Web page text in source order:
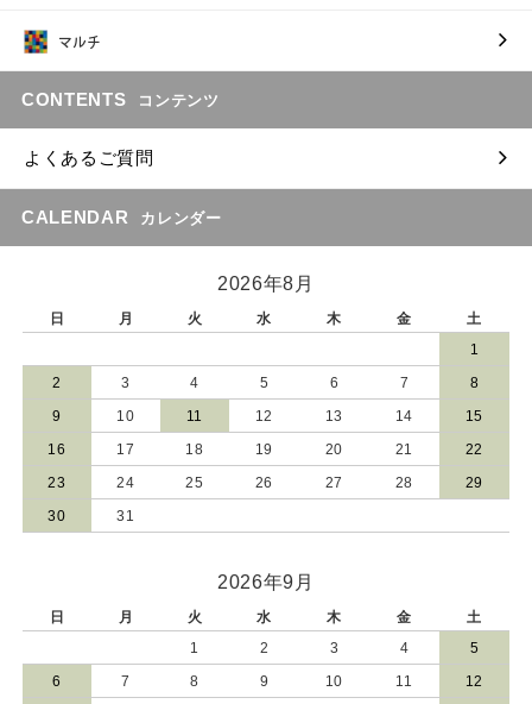
CONTENTS コンテンツ
よくあるご質問
CALENDAR カレンダー
2026年8月
日 月 火 水 木 金
土
1
2 3 4 5 6 7 8
9 10 11 12 13 14 15
16 17 18 19 20 21 22
23 24 25 26 27 28 29
30 31
2026年9月
日 月 火 水 木 金
土
1
2 3 4 5
6 7 8 9 10 11 12